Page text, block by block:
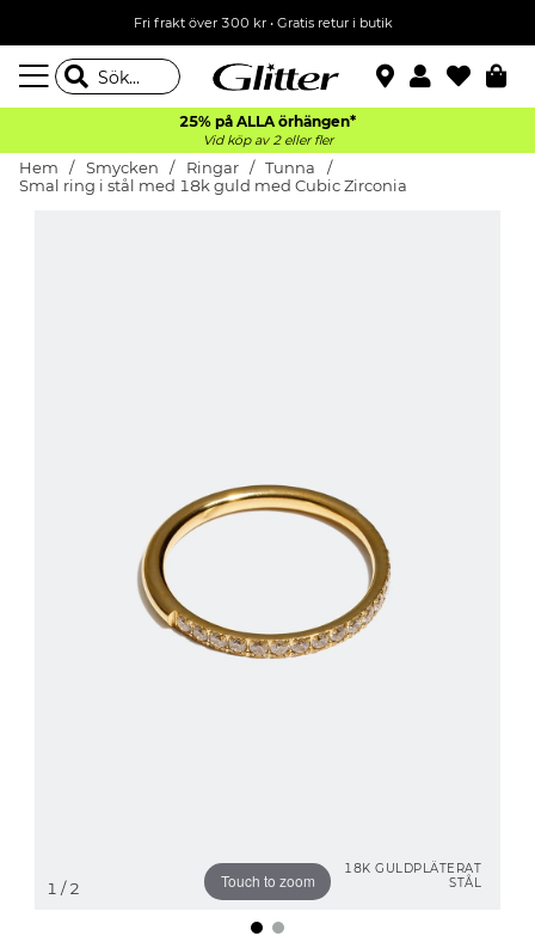
Fri frakt över 300 kr• Gratis retur i butik
25% på ALLA örhängen*
Vid köp av 2 eller fler
Hem Smycken Ringar
Tunna
Smal ring i stål med 18k guld med Cubic Zirconia
18K GULDPLÄTERAT
STÅL
Touch to zoom
1 / 2